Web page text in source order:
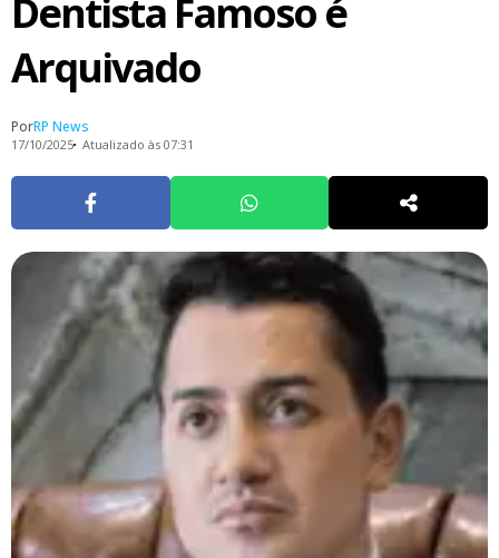
Dentista Famoso é
Arquivado
PorRP News
17/10/2025 Atualizado às 07:31